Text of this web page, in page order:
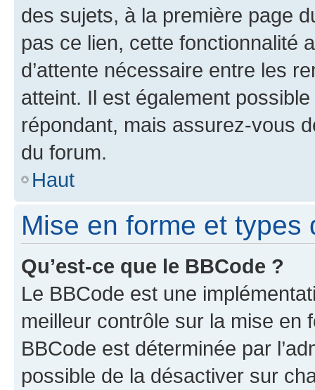
des sujets, à la première page
pas ce lien, cette fonctionnalité
d’attente nécessaire entre les
atteint. Il est également
répondant, mais assurez-vous
du forum.
Haut
Mise en forme et types
Qu’est-ce que le BBCode ?
Le BBCode est une
meilleur contrôle sur la mise en
BBCode est déterminée par
possible de la désactiver sur